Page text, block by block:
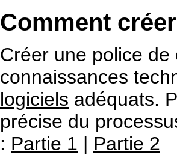
Comment
Créer une police
connaissances
logiciels adéquats.
précise du
: Partie 1 | Partie 2